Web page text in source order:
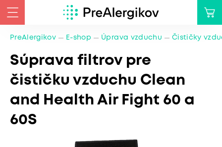
PreAlergikov E-shop Úprava vzduchu Čističky
Súprava filtrov pre
čističku vzduchu Clean
and Health Air Fight 60 a
60S